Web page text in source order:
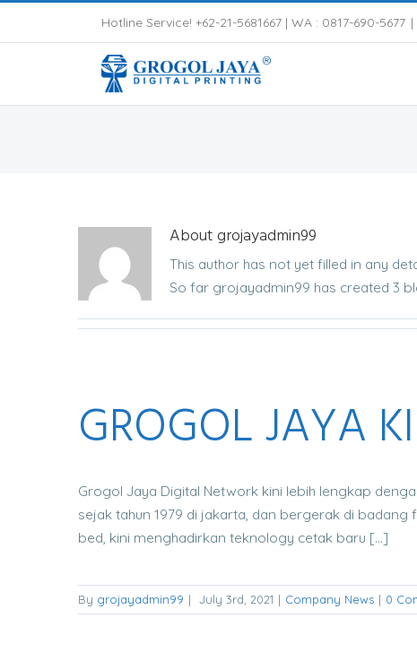
Hotline Service! +62-21-5681667 | WA : 0817-690-5677 |
Aboutgrojayadmin99
This author has not yet filled in any
So far grojayadmin99 has created 3
GROGOL JAYA
Grogol Jaya Digital Network kini lebih lengkap
sejak tahun 1979 di jakarta, dan bergerak di
bed, kini menghadirkan teknology cetak baru [...]
By grojayadmin99 | July 3rd, 2021 | Company News | 0